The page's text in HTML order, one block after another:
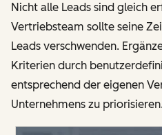
Nicht alle Leads sind gleich
Vertriebsteam sollte seine
Leads verschwenden.
Kriterien durch
entsprechend der eigenen
Unternehmens zu